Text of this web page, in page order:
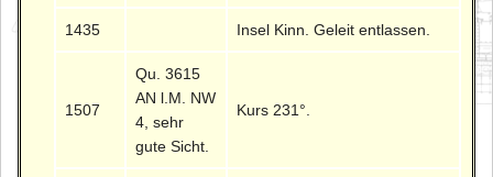
1435 Insel Kinn. Geleit entlassen.
1507
Qu. 3615
AN l.M. NW
4, sehr
gute Sicht.
Kurs 231°.